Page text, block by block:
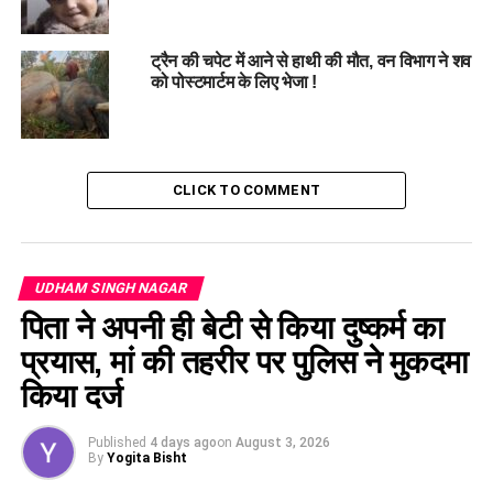
#TrainAccident, #
#KashipurIncident, #
#FamilyTragedy
RELATED TOPICS:
FATAL RAILWAY CROSSING
सीएम धामी ने कोटद्वार में बीजेपी के लिए मांगे वोट, विकास को गति देने
का किया वादा….
ट्रैन की चपेट में आने से हाथी की मौत, वन विभाग ने शव
को पोस्टमार्टम के लिए भेजा !
CLICK TO COMMENT
UDHAM SINGH NAGAR
पिता ने अपनी ही बेटी से किया दुष्कर्म का
प्रयास, मां की तहरीर पर पुलिस ने मुकदमा
किया दर्ज
Published 4 days agoon August 3, 2026
By Yogita Bisht